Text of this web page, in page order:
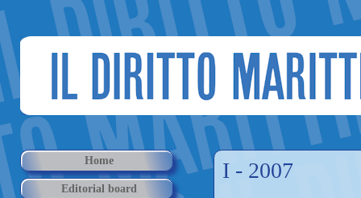
I - 2007
Home
Editorial board